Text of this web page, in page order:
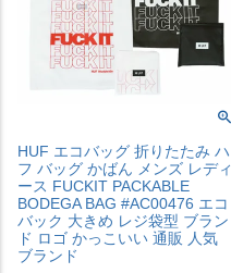
HUF エコバッグ 折りたたみ ハ
フ バッグ かばん メンズ レディ
ース FUCKIT PACKABLE
BODEGA BAG #AC00476 エコ
バック 大きめ レジ袋型 ブラン
ド ロゴ かっこいい 通販 人気
ブランド